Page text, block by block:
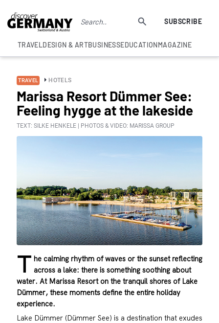
SUBSCRIBE
TRAVELDESIGN & ARTBUSINESSEDUCATIONMAGAZINE
TRAVEL HOTELS
Marissa Resort Dümmer See:
Feeling hygge at the lakeside
TEXT: SILKE HENKELE | PHOTOS & VIDEO: MARISSA GROUP
T he calming rhythm of waves or the sunset reflecting
across a lake: there is something soothing about
water. At Marissa Resort on the tranquil shores of Lake
Dümmer, these moments define the entire holiday
experience.
Lake Dümmer (Dümmer See) is a destination that exudes